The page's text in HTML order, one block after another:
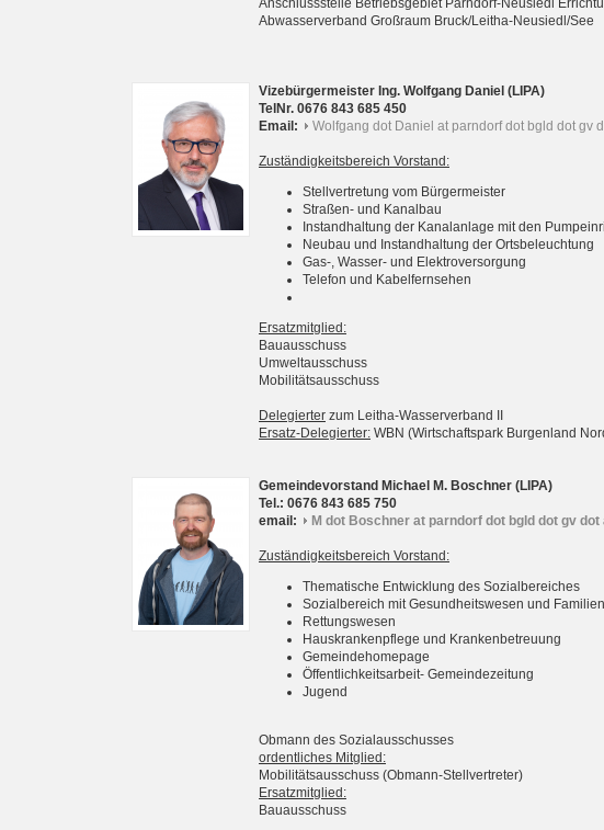
Anschlussstelle Betriebsgebiet Parndorf-Neusiedl
Abwasserverband Großraum Bruck/Leitha-Neusiedl/See
Vizebürgermeister Ing. Wolfgang Daniel (LIPA)
TelNr. 0676 843 685 450
Email:
Wolfgang dot Daniel at parndorf dot bgld dot gv
Zuständigkeitsbereich Vorstand:
Stellvertretung vom Bürgermeister
Straßen- und Kanalbau
Instandhaltung der Kanalanlage mit den
Neubau und Instandhaltung der Ortsbeleuchtung
Gas-, Wasser- und Elektroversorgung
Telefon und Kabelfernsehen
Ersatzmitglied:
Bauausschuss
Umweltausschuss
Mobilitätsausschuss
Delegierter zum Leitha-Wasserverband II
Ersatz-Delegierter: WBN (Wirtschaftspark Burgenland
Gemeindevorstand Michael M. Boschner (LIPA)
Tel.: 0676 843 685 750
email:
M dot Boschner at parndorf dot bgld dot gv dot
Zuständigkeitsbereich Vorstand:
Thematische Entwicklung des Sozialbereiches
Sozialbereich mit Gesundheitswesen und
Rettungswesen
Hauskrankenpflege und Krankenbetreuung
Gemeindehomepage
Öffentlichkeitsarbeit- Gemeindezeitung
Jugend
Obmann des Sozialausschusses
ordentliches Mitglied:
Mobilitätsausschuss (Obmann-Stellvertreter)
Ersatzmitglied:
Bauausschuss